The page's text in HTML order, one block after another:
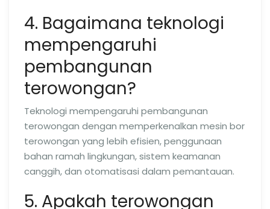
4. Bagaimana teknologi
mempengaruhi
pembangunan
terowongan?
Teknologi mempengaruhi pembangunan
terowongan dengan memperkenalkan mesin bor
terowongan yang lebih efisien, penggunaan
bahan ramah lingkungan, sistem keamanan
canggih, dan otomatisasi dalam pemantauan.
5. Apakah terowongan